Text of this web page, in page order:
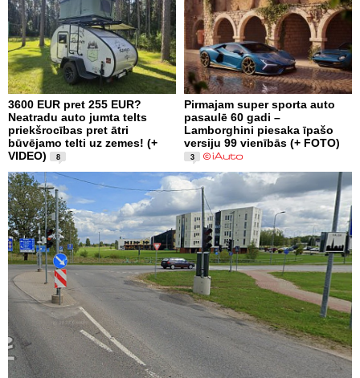
3600 EUR pret 255 EUR?
Neatradu auto jumta telts
priekšrocības pret ātri
būvējamo telti uz zemes! (+
VIDEO)
8
Pirmajam super sporta auto
pasaulē 60 gadi –
Lamborghini piesaka īpašo
versiju 99 vienībās (+ FOTO)
3